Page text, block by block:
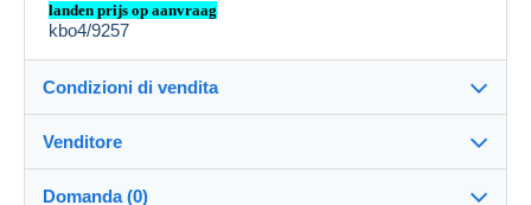
landen prijs op aanvraag
kbo4/9257
Condizioni di vendita
Venditore
Domanda (0)